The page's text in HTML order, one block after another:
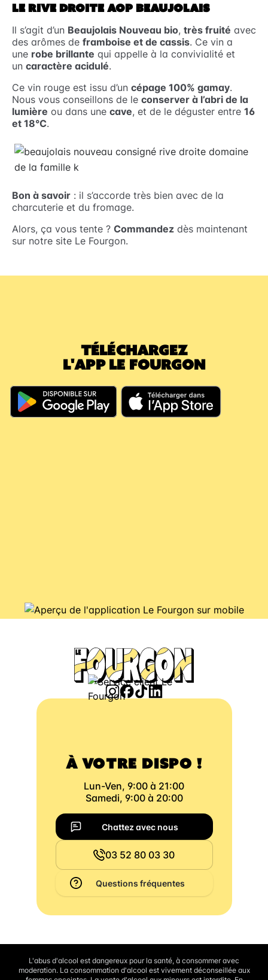
LE RIVE DROITE AOP BEAUJOLAIS
Il s’agit d’un Beaujolais Nouveau bio, très fruité avec
des arômes de framboise et de cassis. Ce vin a
une robe brillante qui appelle à la convivialité et
un caractère acidulé.
Ce vin rouge est issu d’un cépage 100% gamay.
Nous vous conseillons de le conserver à l’abri de la
lumière ou dans une cave, et de le déguster entre 16
et 18°C.
Bon à savoir : il s’accorde très bien avec de la
charcuterie et du fromage.
Alors, ça vous tente ? Commandez dès maintenant
sur notre site Le Fourgon.
TÉLÉCHARGEZ
L'APP LE FOURGON
À VOTRE DISPO !
Lun-Ven, 9:00 à 21:00
Samedi, 9:00 à 20:00
Chattez avec nous
03 52 80 03 30
Questions fréquentes
L'abus d'alcool est dangereux pour la santé, à consommer avec
moderation. La consommation d'alcool est vivement déconseillée aux